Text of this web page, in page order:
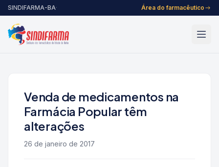
Pular para o conteúdo
SINDIFARMA-BA· Área do farmacêutico
Venda de medicamentos na
Farmácia Popular têm
alterações
26 de janeiro de 2017